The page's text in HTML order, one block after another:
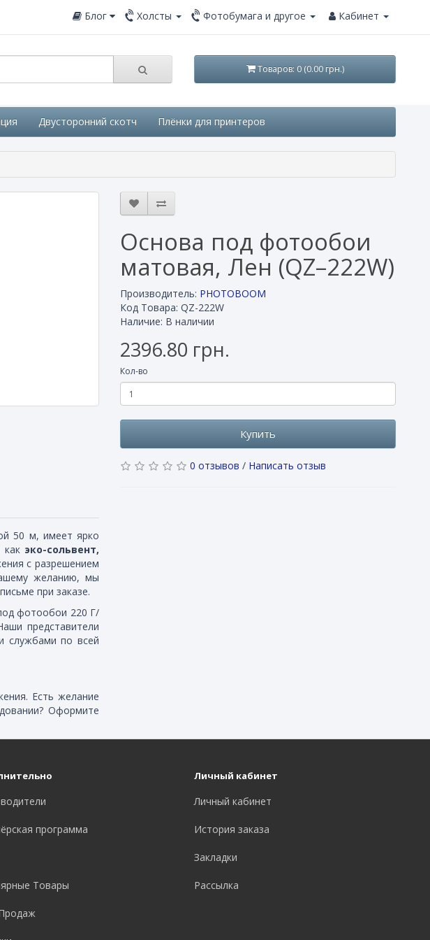
Блог Холсты Фотобумага и другое Кабинет
Товаров: 0 (0.00 грн.)
Двусторонний скотч Плёнки для принтеров
50 м, имеет ярко
как эко-сольвент,
с разрешением
желанию, мы
при заказе.
фотообои 220 Г/
представители
службами по всей
Есть желание
Оформите
Основа под фотообои
матовая, Лен (QZ–222W)
Производитель: PHOTOBOOM
Код Товара: QZ-222W
Наличие: В наличии
2396.80 грн.
Кол-во
Купить
0 отзывов / Написать отзыв
программа
Товары
Личный кабинет
Личный кабинет
История заказа
Закладки
Рассылка